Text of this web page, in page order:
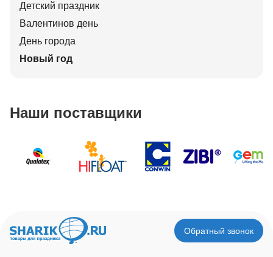
Детский праздник
Валентинов день
День города
Новый год
Наши поставщики
Обратный звонок